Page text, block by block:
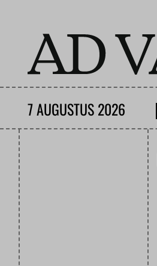
7 AUGUSTUS 2026